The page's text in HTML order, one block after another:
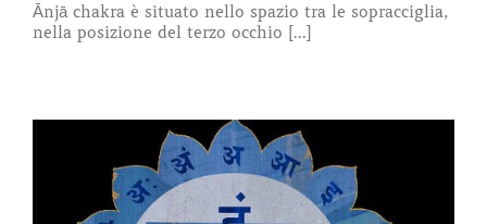
Ānjā chakra è situato nello spazio tra le sopracciglia,
nella posizione del terzo occhio [...]